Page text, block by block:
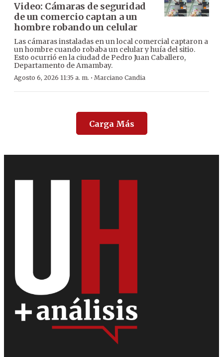
Video: Cámaras de seguridad
de un comercio captan a un
hombre robando un celular
Las cámaras instaladas en un local comercial captaron a
un hombre cuando robaba un celular y huía del sitio.
Esto ocurrió en la ciudad de Pedro Juan Caballero,
Departamento de Amambay.
Agosto 6, 2026 11:35 a. m. · Marciano Candia
Carga Más